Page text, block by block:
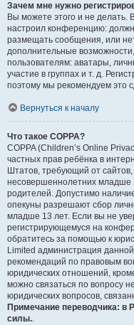
Зачем мне нужно
Вы можете этого и не делать.
настроил конференцию:
размещать сообщения, или
дополнительные
пользователям: аватары,
участие в группах и т. д.
поэтому мы рекомендуем это
Вернуться к началу
Что такое COPPA?
COPPA (Children’s Online
частных прав ребёнка в
Штатов, требующий от
несовершеннолетних младше
родителей. Допустимо
опекуны разрешают сбор
младше 13 лет. Если вы не
регистрирующемуся на
обратитесь за помощью к
Limited администрация
рекомендаций по правовым
юридических отношений,
можно связаться по вопросу
юридических вопросов,
Примечание переводчика: в
силы..